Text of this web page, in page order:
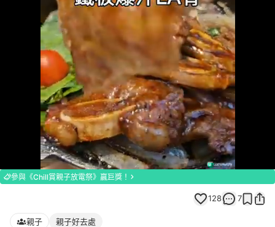
Loaded :
100.00%
參與《Chill賞親子放電祭》贏巨獎！
128 7
親子 親子好去處